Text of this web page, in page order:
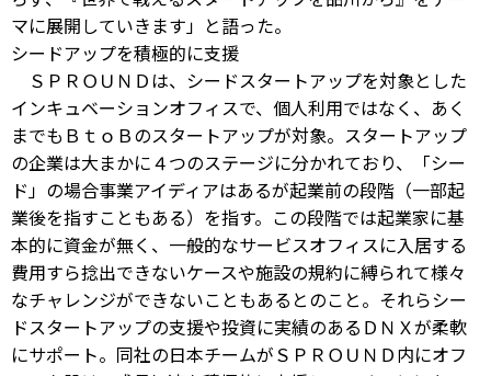
マに展開していきます」と語った。
シードアップを積極的に支援
ＳＰＲＯＵＮＤは、シードスタートアップを対象とした
インキュベーションオフィスで、個人利用ではなく、あく
までもＢｔｏＢのスタートアップが対象。スタートアップ
の企業は大まかに４つのステージに分かれており、「シー
ド」の場合事業アイディアはあるが起業前の段階（一部起
業後を指すこともある）を指す。この段階では起業家に基
本的に資金が無く、一般的なサービスオフィスに入居する
費用すら捻出できないケースや施設の規約に縛られて様々
なチャレンジができないこともあるとのこと。それらシー
ドスタートアップの支援や投資に実績のあるＤＮＸが柔軟
にサポート。同社の日本チームがＳＰＲＯＵＮＤ内にオフ